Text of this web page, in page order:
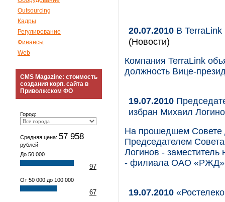
Outsourcing
Кадры
Регулирование
Финансы
Web
CMS Magazine: стоимость
создания корп. сайта в
Приволжском ФО
Город:
Средняя цена: 57 958
рублей
До 50 000
97
От 50 000 до 100 000
67
20.07.2010 В
(Новости)
Компания TerraLink
должность Вице-
19.07.2010
избран Михаил
На прошедшем Совете
Председателем
Логинов -
- филиала ОАО «РЖД»
19.07.2010